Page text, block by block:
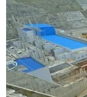
Từ ngày 9/8,
diện rộng ở
Bộ
07/08/2026 08:58